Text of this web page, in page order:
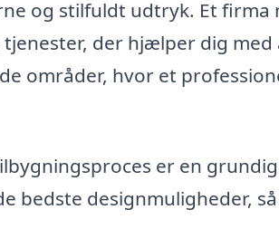
og stilfuldt udtryk. Et firma
der hjælper dig med
områder, hvor et
er en grundig
bedste designmuligheder,